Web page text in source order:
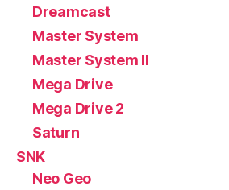
Dreamcast
Master System
Master System II
Mega Drive
Mega Drive 2
Saturn
SNK
Neo Geo